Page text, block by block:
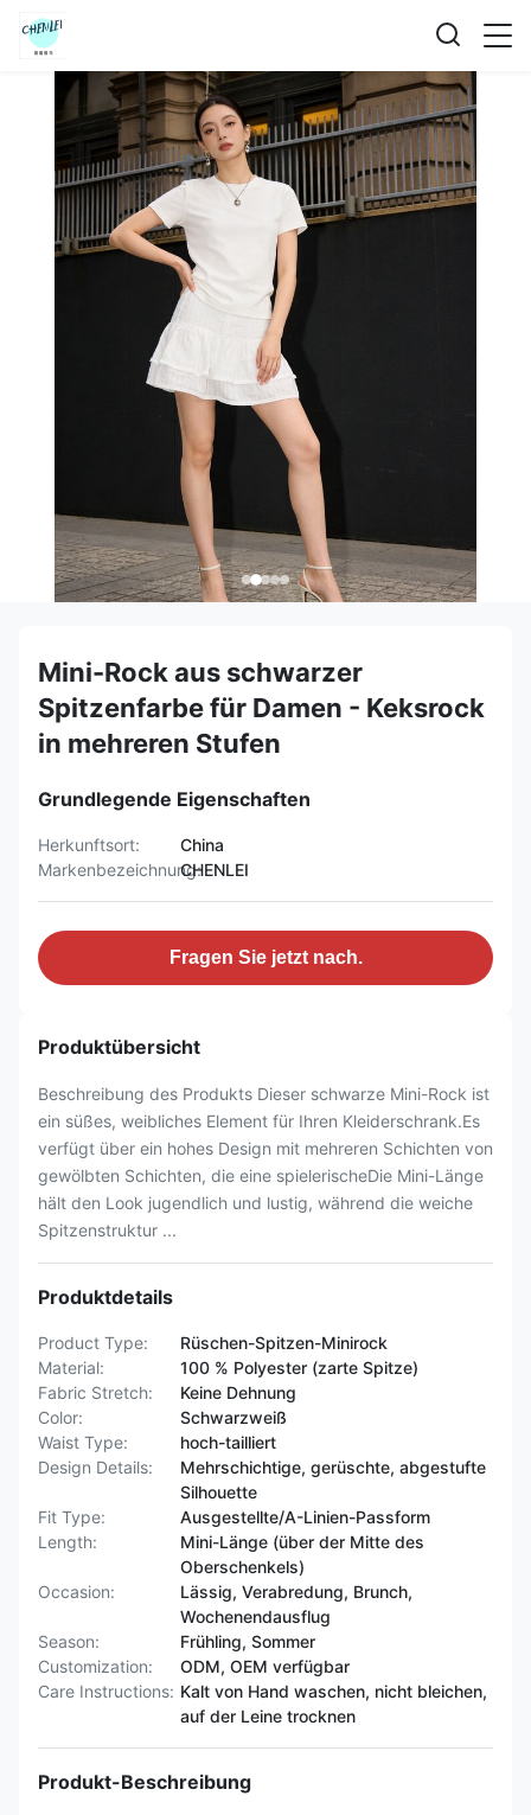
Mini-Rock aus schwarzer
Spitzenfarbe für Damen - Keksrock
in mehreren Stufen
Grundlegende Eigenschaften
Herkunftsort:
China
Markenbezeichnung:CHENLEI
Fragen Sie jetzt nach.
Produktübersicht
Beschreibung des Produkts Dieser schwarze Mini-Rock ist
ein süßes, weibliches Element für Ihren Kleiderschrank.Es
verfügt über ein hohes Design mit mehreren Schichten von
gewölbten Schichten, die eine spielerischeDie Mini-Länge
hält den Look jugendlich und lustig, während die weiche
Spitzenstruktur ...
Produktdetails
Product Type:
Rüschen-Spitzen-Minirock
Material:
100 % Polyester (zarte Spitze)
Fabric Stretch:
Keine Dehnung
Color:
Schwarzweiß
Waist Type:
hoch-tailliert
Design Details:
Mehrschichtige, gerüschte, abgestufte
Silhouette
Fit Type:
Ausgestellte/A-Linien-Passform
Length:
Mini-Länge (über der Mitte des
Oberschenkels)
Occasion:
Lässig, Verabredung, Brunch,
Wochenendausflug
Season:
Frühling, Sommer
Customization:
ODM, OEM verfügbar
Care Instructions: Kalt von Hand waschen, nicht bleichen,
auf der Leine trocknen
Produkt-Beschreibung